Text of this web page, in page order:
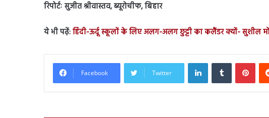
रिपोर्टः सुजीत श्रीवास्तव, ब्यूरोचीफ, बिहार
ये भी पढ़ें:हिंदी-ऊर्दू स्कूलों के लिए अलग-अलग छुट्टी का कलैंडर क्यों- सुशील
Facebook Twitter
LinkedInTumblr